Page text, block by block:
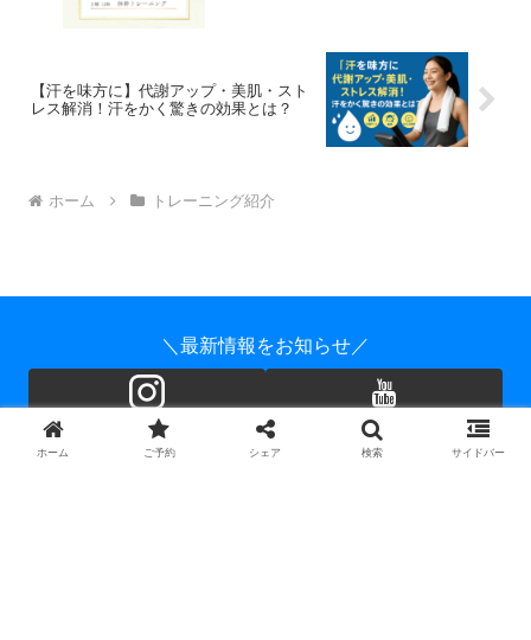
【汗を味方に】代謝アップ・美肌・スト
レス解消！汗をかく驚きの効果とは？
ホーム トレーニング紹介
＼最新情報をお知らせ／
ホーム ご予約 シェア 検索 サイドバー